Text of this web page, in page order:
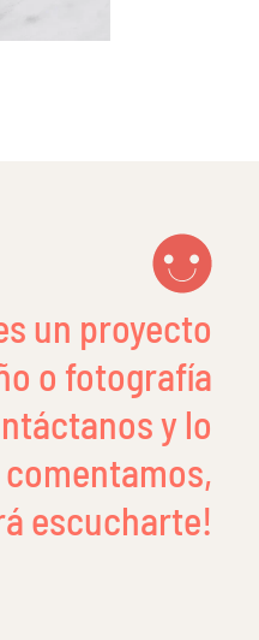
un proyecto
o fotografía
y lo
comentamos,
escucharte!